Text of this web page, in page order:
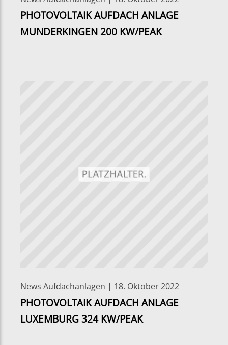
PHOTOVOLTAIK AUFDACH ANLAGE
MUNDERKINGEN 200 KW/PEAK
News Aufdachanlagen | 18. Oktober 2022
PHOTOVOLTAIK AUFDACH ANLAGE
LUXEMBURG 324 KW/PEAK